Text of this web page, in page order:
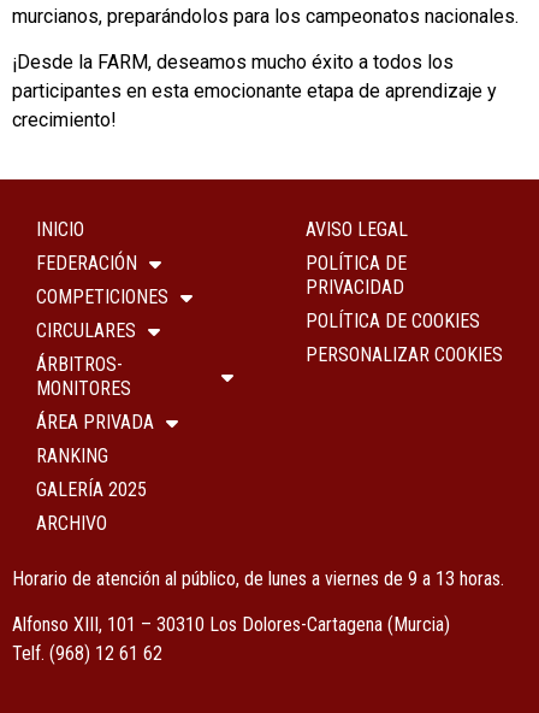
murcianos, preparándolos para los campeonatos nacionales.
¡Desde la FARM, deseamos mucho éxito a todos los
participantes en esta emocionante etapa de aprendizaje y
crecimiento!
INICIO
FEDERACIÓN
COMPETICIONES
CIRCULARES
ÁRBITROS-
MONITORES
ÁREA PRIVADA
RANKING
GALERÍA 2025
ARCHIVO
AVISO LEGAL
POLÍTICA DE
PRIVACIDAD
POLÍTICA DE COOKIES
PERSONALIZAR COOKIES
Horario de atención al público, de lunes a viernes de 9 a 13 horas.
Alfonso XIII, 101 – 30310 Los Dolores-Cartagena (Murcia)
Tel f. (968) 12 61 62